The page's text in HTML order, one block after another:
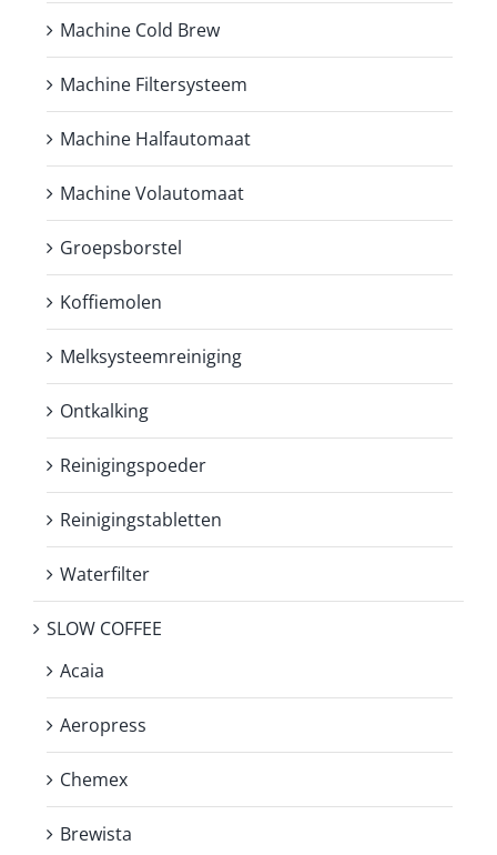
Machine Cold Brew
Machine Filtersysteem
Machine Halfautomaat
Machine Volautomaat
Groepsborstel
Koffiemolen
Melksysteemreiniging
Ontkalking
Reinigingspoeder
Reinigingstabletten
Waterfilter
SLOW COFFEE
Acaia
Aeropress
Chemex
Brewista